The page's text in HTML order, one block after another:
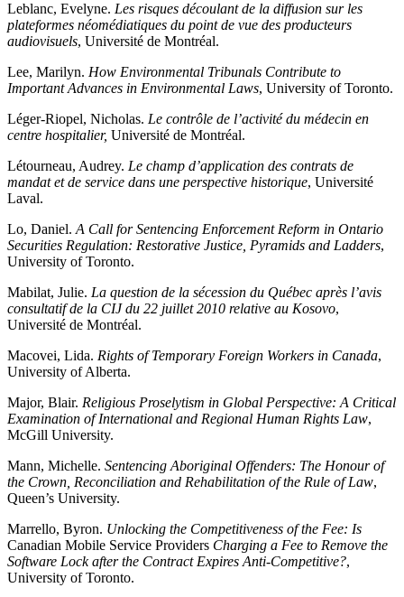
Leblanc, Evelyne. Les risques découlant de la diffusion sur les
plateformes néomédiatiques du point de vue des producteurs
audiovisuels, Université de Montréal.
Lee, Marilyn. How Environmental Tribunals Contribute to
Important Advances in Environmental Laws, University of Toronto.
Léger-Riopel, Nicholas. Le contrôle de l’activité du médecin en
centre hospitalier, Université de Montréal.
Létourneau, Audrey. Le champ d’application des contrats de
mandat et de service dans une perspective historique, Université
Laval.
Lo, Daniel. A Call for Sentencing Enforcement Reform in Ontario
Securities Regulation: Restorative Justice, Pyramids and Ladders,
University of Toronto.
Mabilat, Julie. La question de la sécession du Québec après l’avis
consultatif de la CIJ du 22 juillet 2010 relative au Kosovo,
Université de Montréal.
Macovei, Lida. Rights of Temporary Foreign Workers in Canada,
University of Alberta.
Major, Blair. Religious Proselytism in Global Perspective: A Critical
Examination of International and Regional Human Rights Law,
McGill University.
Mann, Michelle. Sentencing Aboriginal Offenders: The Honour of
the Crown, Reconciliation and Rehabilitation of the Rule of Law,
Queen’s University.
Marrello, Byron. Unlocking the Competitiveness of the Fee: Is
Canadian Mobile Service Providers Charging a Fee to Remove the
Software Lock after the Contract Expires Anti-Competitive?,
University of Toronto.